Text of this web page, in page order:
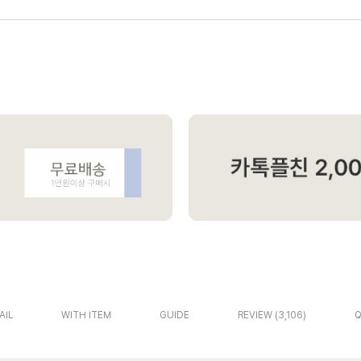
WITH ITEM GUIDE REVIEW 3,106